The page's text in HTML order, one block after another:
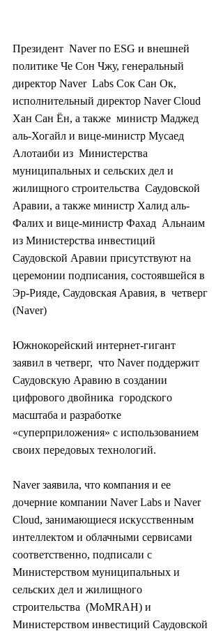
Президент  Naver по ESG и внешней
политике Че Сон Чжу, генеральный
директор Naver  Labs Сок Сан Ок,
исполнительный директор Naver Cloud
Хан Сан Ён, а также  министр Маджед
аль-Хогайл и вице-министр Мусаед
Алотаиби из  Министерства
муниципальных и сельских дел и
жилищного строительства  Саудовской
Аравии, а также министр Халид аль-
Фалих и вице-министр Фахад  Альнаим
из Министерства инвестиций
Саудовской Аравии присутствуют на
церемонии подписания, состоявшейся в
Эр-Рияде, Саудовская Аравия, в  четверг
(Naver)
Южнокорейский интернет-гигант
заявил в четверг,  что Naver поддержит
Саудовскую Аравию в создании
цифрового двойника  городского
масштаба и разработке
«суперприложения» с использованием
своих передовых технологий.
Naver заявила, что компания и ее
дочерние компании Naver Labs и Naver
Cloud, занимающиеся искусственным
интеллектом и облачными сервисами
соответственно, подписали с
Министерством муниципальных и
сельских дел и жилищного
строительства  (MoMRAH) и
Министерством инвестиций Саудовской